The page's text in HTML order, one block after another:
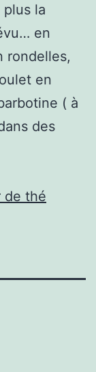
la
en
rondelles,
en
( à
des
de thé